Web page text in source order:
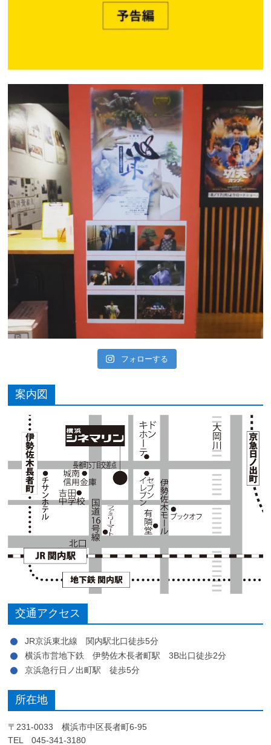
フォローする
案内図
交通アクセス
JR京浜東北線 関内駅北口徒歩5分
横浜市営地下鉄 伊勢佐木長者町駅 3B出口徒歩2分
京浜急行日ノ出町駅 徒歩5分
所在地
〒231-0033 横浜市中区長者町6-95
TEL 045-341-3180